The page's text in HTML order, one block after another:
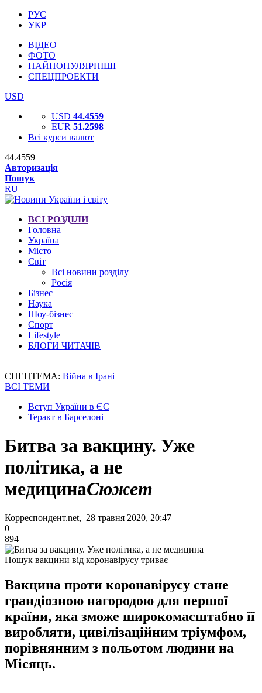
РУС
УКР
ВІДЕО
ФОТО
НАЙПОПУЛЯРНІШІ
СПЕЦПРОЕКТИ
USD
USD 44.4559
EUR 51.2598
Всі курси валют
44.4559
Авторизація
Пошук
RU
ВСІ РОЗДІЛИ
Головна
Україна
Місто
Світ
Всі новини розділу
Росія
Бізнес
Наука
Шоу-бізнес
Спорт
Lifestyle
БЛОГИ ЧИТАЧІВ
СПЕЦТЕМА: Війна в Ірані
ВСІ ТЕМИ
Вступ України в ЄС
Теракт в Барселоні
Битва за вакцину. Уже
політика, а не
медицинаСюжет
Корреспондент.net, 28 травня 2020, 20:47
0
894
Пошук вакцини від коронавірусу триває
Вакцина проти коронавірусу стане
грандіозною нагородою для першої
країни, яка зможе широкомасштабно її
виробляти, цивілізаційним тріумфом,
порівнянним з польотом людини на
Місяць.